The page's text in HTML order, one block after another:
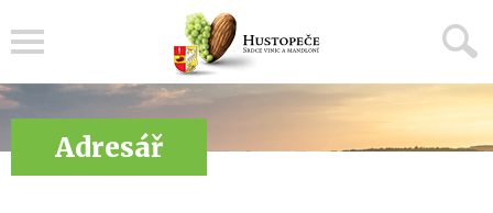
Adresář